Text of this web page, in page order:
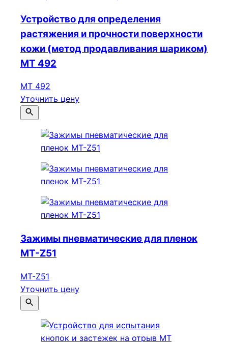
Устройство для определения
растяжения и прочности поверхности
кожи (метод продавливания шариком)
МТ 492
МТ 492
Уточнить цену
Зажимы пневматические для пленок
МТ-Z51
МТ-Z51
Уточнить цену